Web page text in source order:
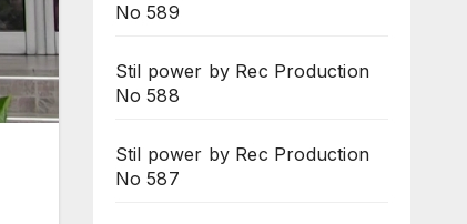
No 589
Stil power by Rec Production
No 588
Stil power by Rec Production
No 587